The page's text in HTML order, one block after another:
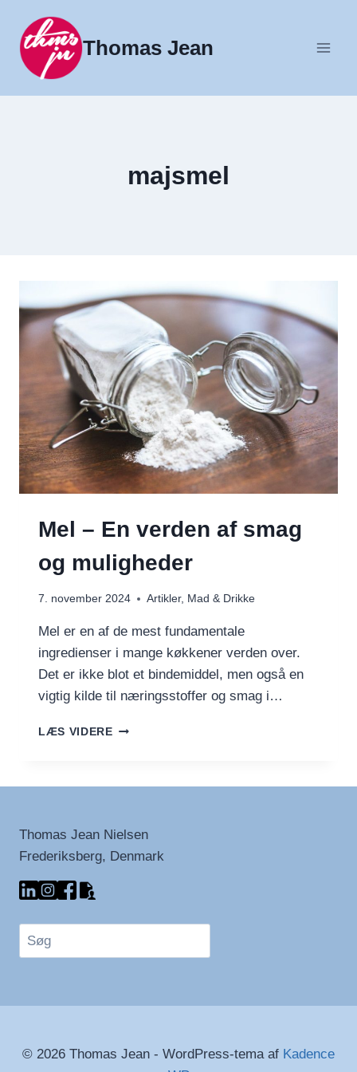
indhold
Thomas Jean
majsmel
Mel – En verden af smag
og muligheder
7. november 2024 Artikler, Mad & Drikke
Mel er en af de mest fundamentale
ingredienser i mange køkkener verden over.
Det er ikke blot et bindemiddel, men også en
vigtig kilde til næringsstoffer og smag i…
LÆS VIDEREMEL
OG
Thomas Jean Nielsen
Frederiksberg, Denmark
Søg
© 2026 Thomas Jean - WordPress-tema af Kadence